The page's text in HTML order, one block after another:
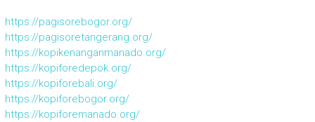
https://pagisorebogor.org/
https://pagisoretangerang.org/
https://kopikenanganmanado.org/
https://kopiforedepok.org/
https://kopiforebali.org/
https://kopiforebogor.org/
https://kopiforemanado.org/